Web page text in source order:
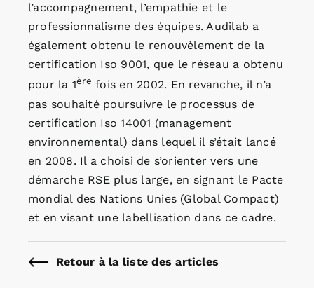
l’accompagnement, l’empathie et le
professionnalisme des équipes. Audilab a
également obtenu le renouvèlement de la
certification Iso 9001, que le réseau a obtenu
pour la 1ère fois en 2002. En revanche, il n’a
pas souhaité poursuivre le processus de
certification Iso 14001 (management
environnemental) dans lequel il s’était lancé
en 2008. Il a choisi de s’orienter vers une
démarche RSE plus large, en signant le Pacte
mondial des Nations Unies (Global Compact)
et en visant une labellisation dans ce cadre.
Retour à la liste des articles